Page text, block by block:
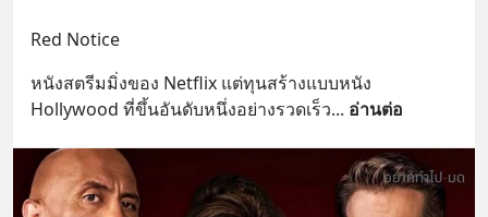
Red Notice
หนังสตรีมมิ่งของ Netflix แต่ทุนสร้างแบบหนัง
Hollywood ที่ขึ้นอันดับหนึ่งอย่างรวดเร็ว... อ่านต่อ